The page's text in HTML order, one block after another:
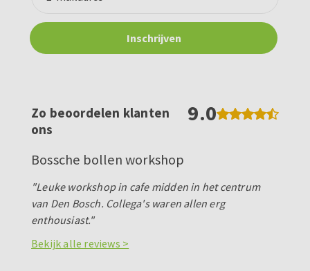
Zo beoordelen klanten
ons
9.0
Bossche bollen workshop
"Leuke workshop in cafe midden in het centrum
van Den Bosch. Collega's waren allen erg
enthousiast."
Bekijk alle reviews >